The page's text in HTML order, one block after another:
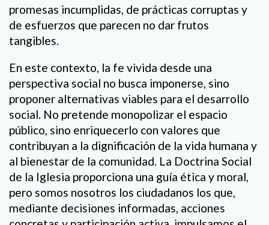
promesas incumplidas, de prácticas corruptas y
de esfuerzos que parecen no dar frutos
tangibles.
En este contexto, la fe vivida desde una
perspectiva social no busca imponerse, sino
proponer alternativas viables para el desarrollo
social. No pretende monopolizar el espacio
público, sino enriquecerlo con valores que
contribuyan a la dignificación de la vida humana y
al bienestar de la comunidad. La Doctrina Social
de la Iglesia proporciona una guía ética y moral,
pero somos nosotros los ciudadanos los que,
mediante decisiones informadas, acciones